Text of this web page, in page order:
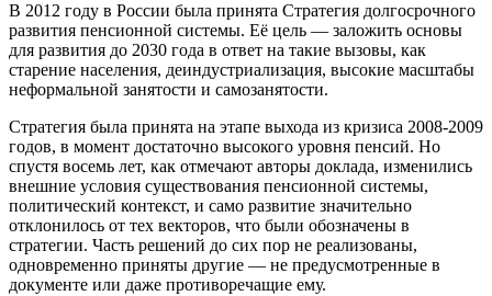
В 2012 году в России была принята Стратегия долгосрочного
развития пенсионной системы. Её цель — заложить основы
для развития до 2030 года в ответ на такие вызовы, как
старение населения, деиндустриализация, высокие масштабы
неформальной занятости и самозанятости.
Стратегия была принята на этапе выхода из кризиса 2008-2009
годов, в момент достаточно высокого уровня пенсий. Но
спустя восемь лет, как отмечают авторы доклада, изменились
внешние условия существования пенсионной системы,
политический контекст, и само развитие значительно
отклонилось от тех векторов, что были обозначены в
стратегии. Часть решений до сих пор не реализованы,
одновременно приняты другие — не предусмотренные в
документе или даже противоречащие ему.